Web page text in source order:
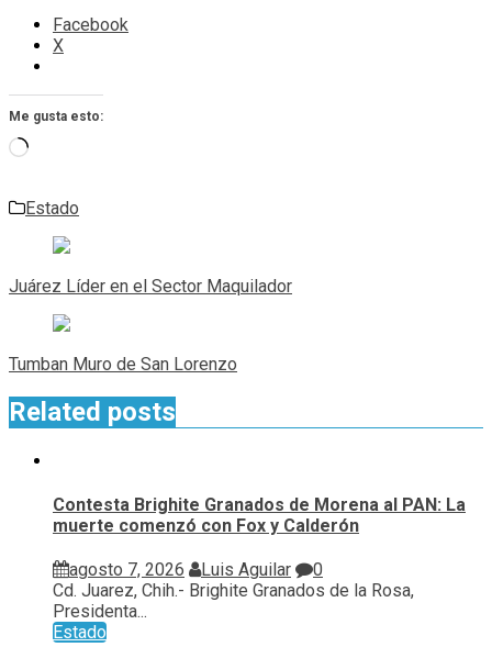
Facebook
X
Me gusta esto:
Cargando...
Estado
Navegación
de
entradas
Juárez Líder en el Sector Maquilador
Tumban Muro de San Lorenzo
Related posts
Contesta Brighite Granados de Morena al PAN: La
muerte comenzó con Fox y Calderón
agosto 7, 2026 Luis Aguilar
0
Cd. Juarez, Chih.- Brighite Granados de la Rosa,
Presidenta...
Estado